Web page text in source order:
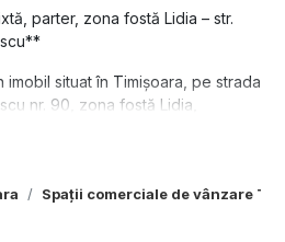
Spații comerciale de vânzare
parter, zona fostă Lidia – str.
situat în Timișoara, pe strada
nr. 90, zona fostă Lidia,
mp**, rezultând o suprafață